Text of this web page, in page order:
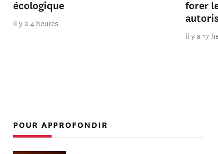
écologique
il y a 4 heures
forer
il y a 17
POUR APPROFONDIR